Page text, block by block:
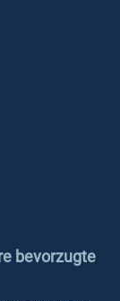
bevorzugte